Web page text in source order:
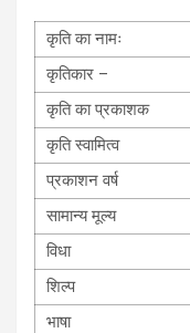
कृति का नामः
कृतिकार –
कृति का प्रकाशक
कृति स्वामित्व
प्रकाशन वर्ष
सामान्य मूल्य
विधा
शिल्प
भाषा